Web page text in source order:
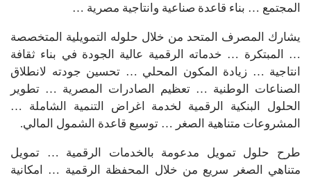
المجتمع … بناء قاعدة صناعية وانتاجية مصرية …
يشارك المصرف المتحد من خلال حلوله التمويلية المتخصصة
… المبتكرة … خدماته الرقمية عالية الجودة في بناء ثقافة
انتاجية … زيادة المكون المحلي … تحسين جودته لانطلاق
الصناعات الوطنية … تعظيم الصادرات المصرية … تطوير
الحلول البنكية الرقمية لخدمة اغراض التنمية الشاملة …
المشروعات متناهية الصغر … توسيع قاعدة الشمول المالي.
طرح حلول تمويل مدعومة بالخدمات الرقمية … تمويل
متناهي الصغر سريع من خلال المحفظة الرقمية … امكانية